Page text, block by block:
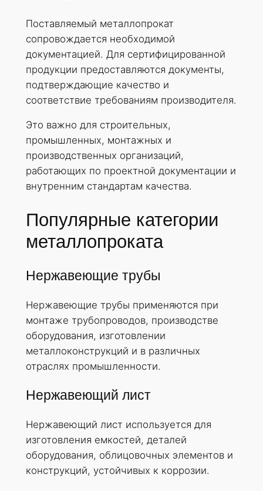
Поставляемый металлопрокат
сопровождается необходимой
документацией. Для сертифицированной
продукции предоставляются документы,
подтверждающие качество и
соответствие требованиям производителя.
Это важно для строительных,
промышленных, монтажных и
производственных организаций,
работающих по проектной документации и
внутренним стандартам качества.
Популярные категории
металлопроката
Нержавеющие трубы
Нержавеющие трубы применяются при
монтаже трубопроводов, производстве
оборудования, изготовлении
металлоконструкций и в различных
отраслях промышленности.
Нержавеющий лист
Нержавеющий лист используется для
изготовления емкостей, деталей
оборудования, облицовочных элементов и
конструкций, устойчивых к коррозии.